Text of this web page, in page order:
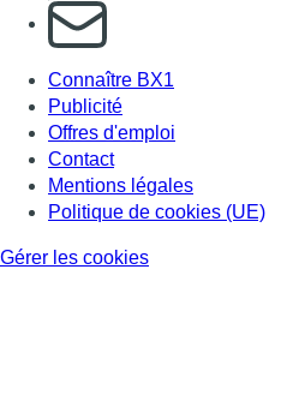
S'abonner à notre
Connaître BX1
Publicité
Offres d'emploi
Contact
Mentions légales
Politique de cookies (UE)
Gérer les cookies